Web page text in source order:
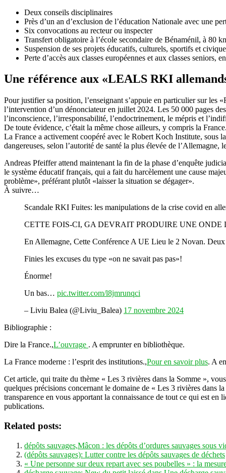
Deux conseils disciplinaires
Près d’un an d’exclusion de l’éducation Nationale avec une
Six convocations au recteur ou inspecter
Transfert obligatoire à l’école secondaire de Bénaménil, à
Suspension de ses projets éducatifs, culturels, sportifs et
Perte d’accès aux classes européennes et aux classes seniors,
Une référence aux «LEALS RKI
Pour justifier sa position, l’enseignant s’appuie en particulier sur
l’intervention d’un dénonciateur en juillet 2024. Les 50 000 pages
l’inconscience, l’irresponsabilité, l’endoctrinement, le mépris et
De toute évidence, c’était la même chose ailleurs, y compris la France.
La France a activement coopéré avec le Robert Koch Institute, sous
dangereuses, selon l’autorité de santé la plus élevée de l’Allemagne,
Andreas Pfeiffer attend maintenant la fin de la phase d’enquête
le système éducatif français, qui a fait du harcèlement une cause
problème», préférant plutôt «laisser la situation se dégager».
À suivre…
Scandale RKI Fuites: les manipulations de la crise covid en
CETTE FOIS-CI, GA DEVRAIT PRODUIRE UNE ONDE
En Allemagne, Cette Conférence A UE Lieu le 2 Novan.
Finies les excuses du type «on ne savait pas pas»!
Énorme!
Un bas… pic.twitter.com/l8jmrunqci
– Liviu Balea (@Liviu_Balea) 17 novembre 2024
Bibliographie :
Dire la France.,L’ouvrage . A emprunter en bibliothèque.
La France moderne : l’esprit des institutions.,Pour en savoir plus. A
Cet article, qui traite du thème « Les 3 rivières dans la Somme »,
quelques précisions concernant le domaine de « Les 3 rivières dans
transparence en vous apportant la connaissance de tout ce qui est
publications.
Related posts:
dépôts sauvages,Mâcon : les dépôts d’ordures sauvages sous
(dépôts sauvages): Lutter contre les dépôts sauvages de déchets
« Une personne sur deux repart avec ses poubelles » : la